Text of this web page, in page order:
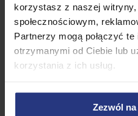
korzystasz z naszej
społecznościowym,
Partnerzy mogą połączyć
otrzymanymi od Ciebie lub
korzystania z ich usług.
Zezwól
99,00 PLN
Siatka do trampoliny
zewnętrznej 8ft
Dodaj do koszyka